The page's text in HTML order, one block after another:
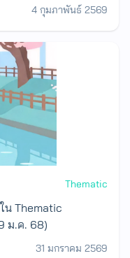
4 กุมภาพันธ์ 2569
Thematic
ม.ค. 68)
31 มกราคม 2569